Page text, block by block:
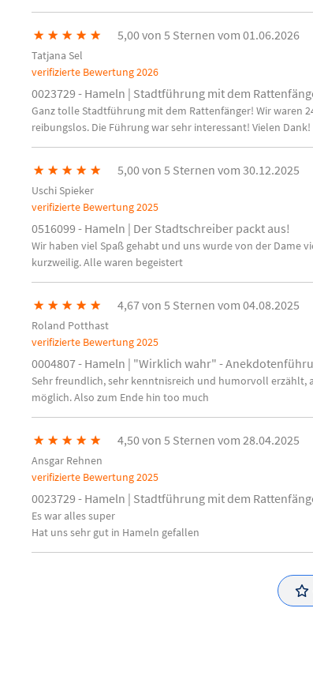
★ ★ ★ ★ ★ 5,00 von 5 Sternen vom 01.06.2026
Tatjana Sel
verifizierte Bewertung2026
0023729 - Hameln | Stadtführung mit dem
Ganz tolle Stadtführung mit dem Rattenfänger! Wir waren
reibungslos. Die Führung war sehr interessant! Vielen Dank!
★ ★ ★ ★ ★ 5,00 von 5 Sternen vom 30.12.2025
Uschi Spieker
verifizierte Bewertung2025
0516099 - Hameln | Der Stadtschreiber packt aus!
Wir haben viel Spaß gehabt und uns wurde von der Dame
kurzweilig. Alle waren begeistert
★ ★ ★ ★ ★ 4,67 von 5 Sternen vom 04.08.2025
Roland Potthast
verifizierte Bewertung2025
0004807 - Hameln | "Wirklich wahr" -
Sehr freundlich, sehr kenntnisreich und humorvoll
möglich. Also zum Ende hin too much
★ ★ ★ ★ ★ 4,50 von 5 Sternen vom 28.04.2025
Ansgar Rehnen
verifizierte Bewertung2025
0023729 - Hameln | Stadtführung mit dem
Es war alles super
Hat uns sehr gut in Hameln gefallen